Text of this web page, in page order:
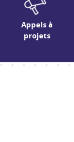
Appels à
projets